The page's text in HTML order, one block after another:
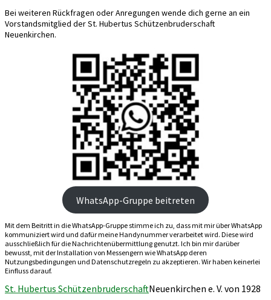
Bei weiteren Rückfragen oder Anregungen wende dich gerne an ein
Vorstandsmitglied der St. Hubertus Schützenbruderschaft
Neuenkirchen.
WhatsApp-Gruppe beitreten
Mit dem Beitritt in die WhatsApp-Gruppe stimme ich zu, dass mit mir über WhatsApp
kommuniziert wird und dafür meine Handynummer verarbeitet wird. Diese wird
ausschließlich für die Nachrichtenübermittlung genutzt. Ich bin mir darüber
bewusst, mit der Installation von Messengern wie WhatsApp deren
Nutzungsbedingungen und Datenschutzregeln zu akzeptieren. Wir haben keinerlei
Einfluss darauf.
St. Hubertus SchützenbruderschaftNeuenkirchen e. V. von 1928